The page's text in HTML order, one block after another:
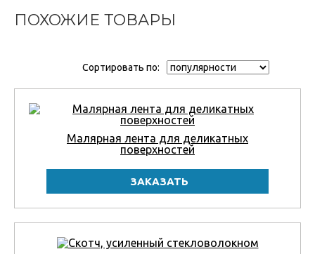
ПОХОЖИЕ ТОВАРЫ
Сортировать по:
Малярная лента для деликатных
поверхностей